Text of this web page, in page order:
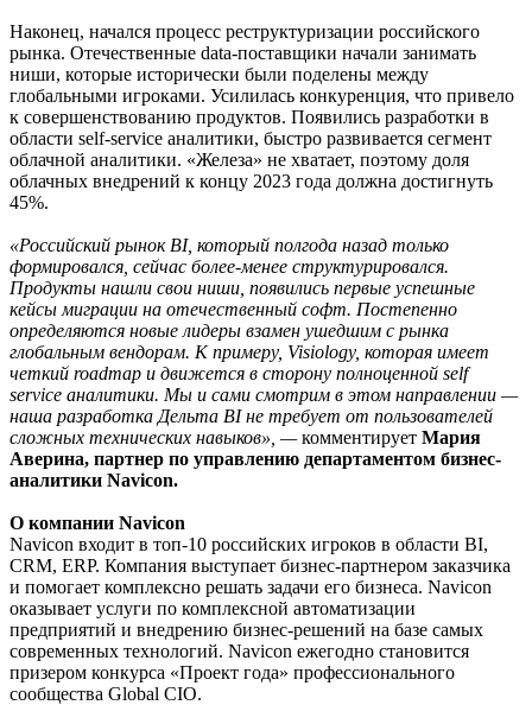
Наконец, начался процесс реструктуризации российского
рынка. Отечественные data-поставщики начали занимать
ниши, которые исторически были поделены между
глобальными игроками. Усилилась конкуренция, что привело
к совершенствованию продуктов. Появились разработки в
области self-service аналитики, быстро развивается сегмент
облачной аналитики. «Железа» не хватает, поэтому доля
облачных внедрений к концу 2023 года должна достигнуть
45%.
«Российский рынок BI, который полгода назад только
формировался, сейчас более-менее структурировался.
Продукты нашли свои ниши, появились первые успешные
кейсы миграции на отечественный софт. Постепенно
определяются новые лидеры взамен ушедшим с рынка
глобальным вендорам. К примеру, Visiology, которая имеет
четкий roadmap и движется в сторону полноценной self
service аналитики. Мы и сами смотрим в этом направлении —
наша разработка Дельта BI не требует от пользователей
сложных технических навыков», —комментирует Мария
Аверина, партнер по управлению департаментом бизнес-
аналитики Navicon.
О компании Navicon
Navicon входит в топ-10 российских игроков в области BI,
CRM, ERP. Компания выступает бизнес-партнером заказчика
и помогает комплексно решать задачи его бизнеса. Navicon
оказывает услуги по комплексной автоматизации
предприятий и внедрению бизнес-решений на базе самых
современных технологий. Navicon ежегодно становится
призером конкурса «Проект года» профессионального
сообщества Global CIO.